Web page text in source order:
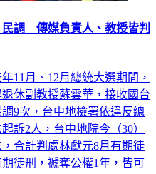
調 傳媒負責人、教授皆判
11月、12月總統大選期間，
休副教授蘇雲華，接收國台
9次，台中地檢署依違反總
訴2人，台中地院今（30）
合計判處林獻元8月有期徒
徒刑，褫奪公權1年，皆可